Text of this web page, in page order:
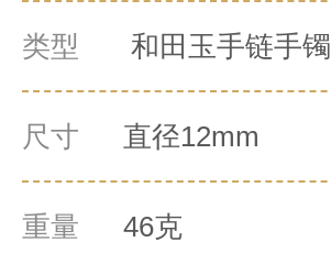
类型 和田玉手链手镯
0
尺寸 直径12mm
重量 46克